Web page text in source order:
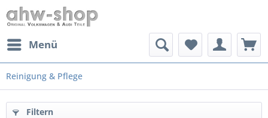
Menü
Reinigung & Pflege
Filtern